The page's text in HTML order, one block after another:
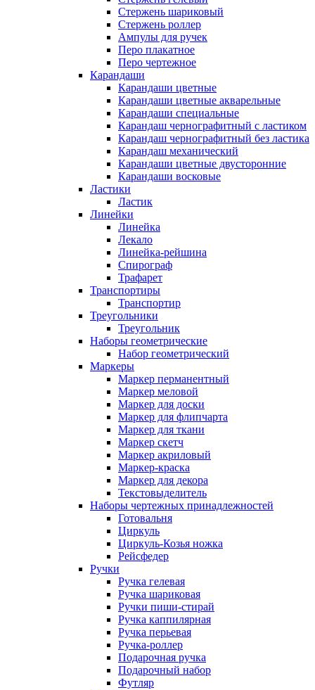
Стержень шариковый
Стержень роллер
Ампулы для ручек
Перо плакатное
Перо чертежное
Карандаши
Карандаши цветные
Карандаши цветные акварельные
Карандаши специальные
Карандаш чернографитный с ластиком
Карандаш чернографитный без ластика
Карандаш механический
Карандаши цветные двусторонние
Карандаши восковые
Ластики
Ластик
Линейки
Линейка
Лекало
Линейка-рейшина
Спирограф
Трафарет
Транспортиры
Транспортир
Треугольники
Треугольник
Наборы геометрические
Набор геометрический
Маркеры
Маркер перманентный
Маркер меловой
Маркер для доски
Маркер для флипчарта
Маркер для ткани
Маркер скетч
Маркер акриловый
Маркер-краска
Маркер для декора
Текстовыделитель
Наборы чертежных принадлежностей
Готовальня
Циркуль
Циркуль-Козья ножка
Рейсфедер
Ручки
Ручка гелевая
Ручка шариковая
Ручки пиши-стирай
Ручка каппилярная
Ручка перьевая
Ручка-роллер
Подарочная ручка
Подарочный набор
Футляр